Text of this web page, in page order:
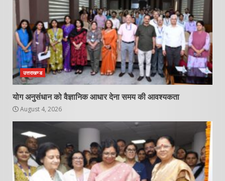
उत्तराखण्ड
योग अनुसंधान को वैज्ञानिक आधार देना समय की आवश्यकता
August 4, 2026